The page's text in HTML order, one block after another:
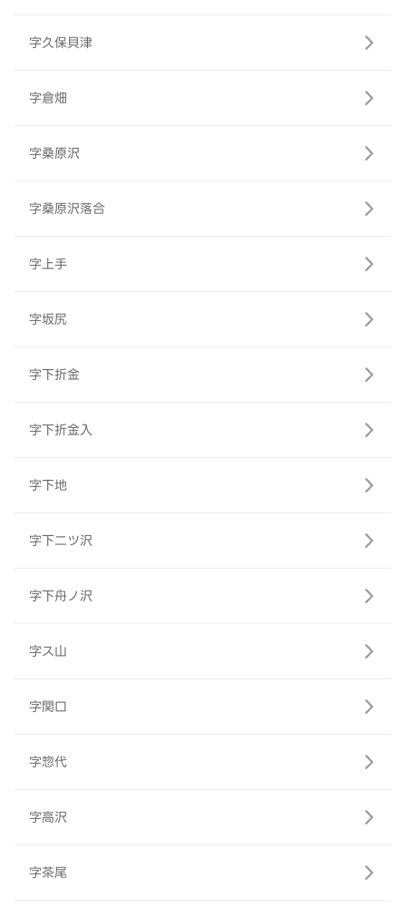
字久保貝津
字倉畑
字桑原沢
字桑原沢落合
字上手
字坂尻
字下折金
字下折金入
字下地
字下二ツ沢
字下舟ノ沢
字ス山
字関口
字惣代
字高沢
字茶尾